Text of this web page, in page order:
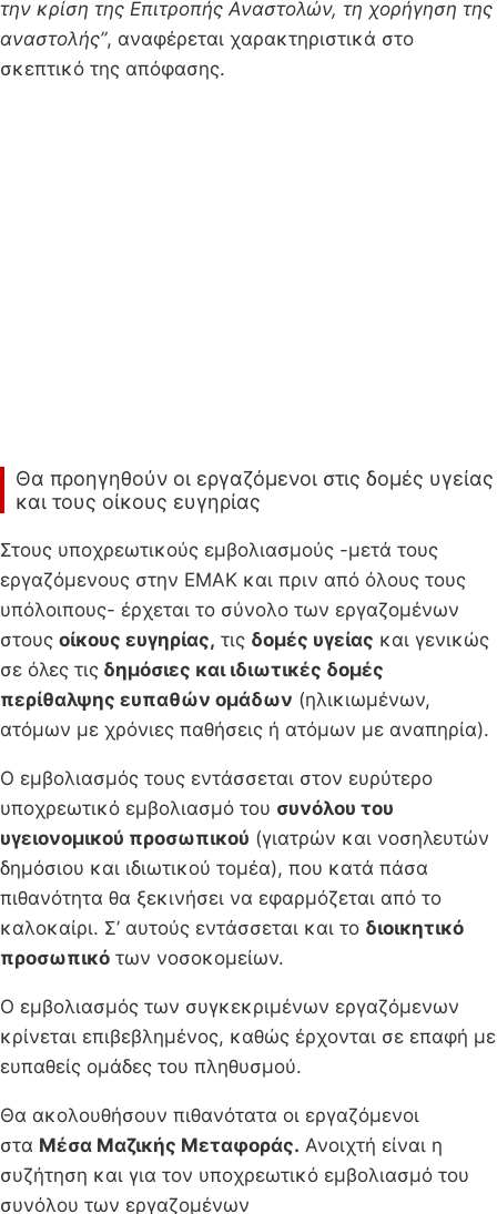
την κρίση της Επιτροπής Αναστολών, τη χορήγηση της
αναστολής”, αναφέρεται χαρακτηριστικά στο
σκεπτικό της απόφασης.
Θα προηγηθούν οι εργαζόμενοι στις δομές υγείας
και τους οίκους ευγηρίας
Στους υποχρεωτικούς εμβολιασμούς -μετά τους
εργαζόμενους στην ΕΜΑΚ και πριν από όλους τους
υπόλοιπους- έρχεται το σύνολο των εργαζομένων
στους οίκους ευγηρίας, τις δομές υγείας και γενικώς
σε όλες τις δημόσιες και ιδιωτικές δομές
περίθαλψης ευπαθών ομάδων (ηλικιωμένων,
ατόμων με χρόνιες παθήσεις ή ατόμων με αναπηρία).
Ο εμβολιασμός τους εντάσσεται στον ευρύτερο
υποχρεωτικό εμβολιασμό του συνόλου του
υγειονομικού προσωπικού (γιατρών και νοσηλευτών
δημόσιου και ιδιωτικού τομέα), που κατά πάσα
πιθανότητα θα ξεκινήσει να εφαρμόζεται από το
καλοκαίρι. Σ’ αυτούς εντάσσεται και το διοικητικό
προσωπικό των νοσοκομείων.
Ο εμβολιασμός των συγκεκριμένων εργαζόμενων
κρίνεται επιβεβλημένος, καθώς έρχονται σε επαφή με
ευπαθείς ομάδες του πληθυσμού.
Θα ακολουθήσουν πιθανότατα οι εργαζόμενοι
στα Μέσα Μαζικής Μεταφοράς. Ανοιχτή είναι η
συζήτηση και για τον υποχρεωτικό εμβολιασμό του
συνόλου των εργαζομένων